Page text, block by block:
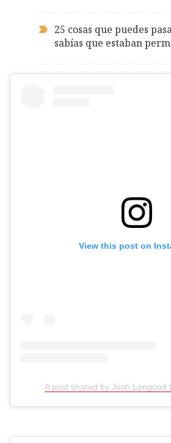
25 cosas que puedes
sabías que estaban
View this post on
A post shared by Josh Longood